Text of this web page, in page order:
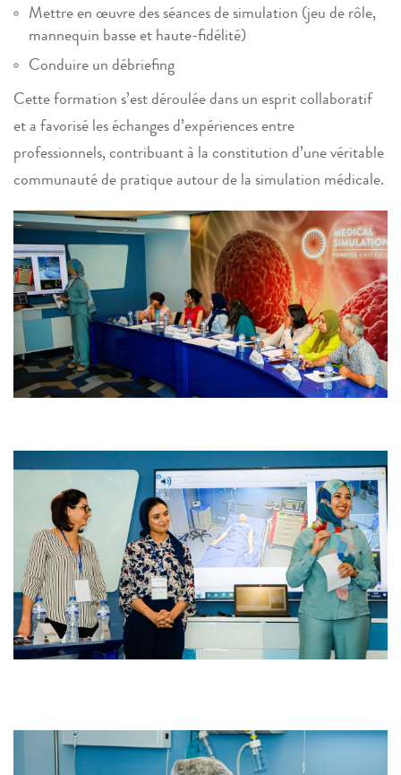
Mettre en œuvre des séances de simulation (jeu de rôle,
mannequin basse et haute-fidélité)
Conduire un débriefing
Cette formation s’est déroulée dans un esprit collaboratif
et a favorisé les échanges d’expériences entre
professionnels, contribuant à la constitution d’une véritable
communauté de pratique autour de la simulation médicale.